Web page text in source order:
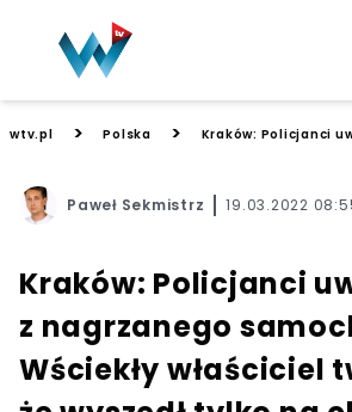
wtv.pl > Polska > Kraków: Policjanci
Paweł Sekmistrz 19.03.2022
Kraków: Policjanci
z nagrzanego
Wściekły właściciel